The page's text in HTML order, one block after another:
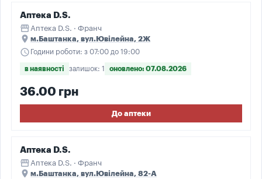
Аптека D.S.
storefront Аптека D.S. · Франч
place м.Баштанка, вул.Ювілейна, 2Ж
schedule Години роботи: з 07:00 до 19:00
в наявності залишок: 1 оновлено: 07.08.2026
36.00 грн
До аптеки
Аптека D.S.
storefront Аптека D.S. · Франч
place м.Баштанка, вул.Ювілейна, 82-А